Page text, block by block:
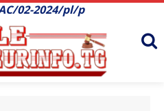
02-2024/pl/p